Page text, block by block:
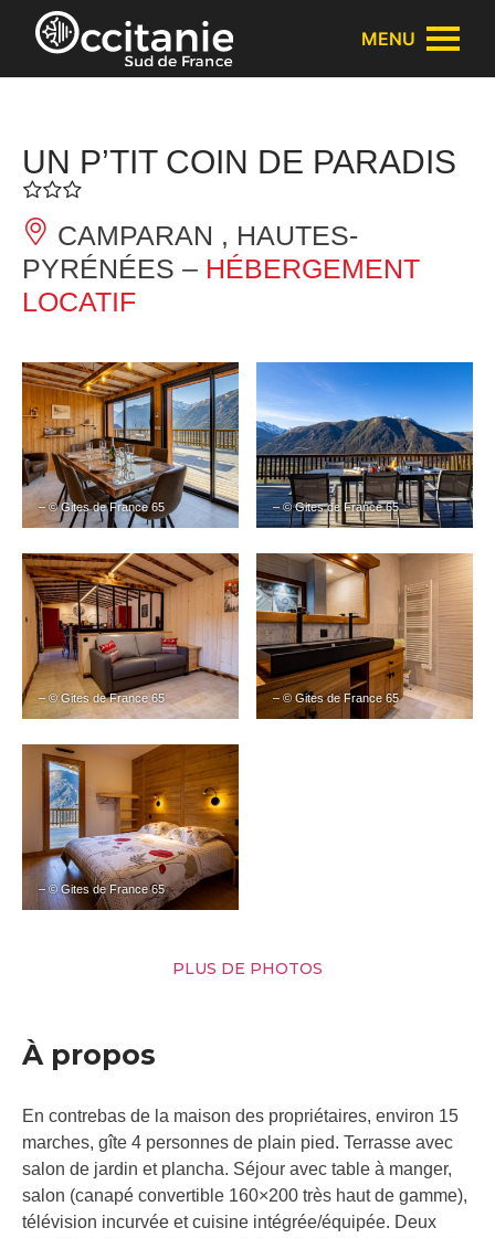
Panneau de gestion des cookies
MENU
UN P’TIT COIN DE PARADIS
CAMPARAN , HAUTES-
PYRÉNÉES – HÉBERGEMENT
LOCATIF
– © Gites de France 65 – © Gites de France 65
– © Gites de France 65 – © Gites de France 65
– © Gites de France 65
PLUS DE PHOTOS
À propos
En contrebas de la maison des propriétaires, environ 15
marches, gîte 4 personnes de plain pied. Terrasse avec
salon de jardin et plancha. Séjour avec table à manger,
salon (canapé convertible 160×200 très haut de gamme),
télévision incurvée et cuisine intégrée/équipée. Deux